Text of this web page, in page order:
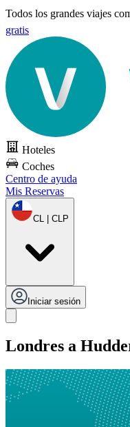
Todos los grandes viajes
gratis
Hoteles
Coches
Centro de ayuda
Mis Reservas
CL | CLP
Iniciar sesión
Londres a